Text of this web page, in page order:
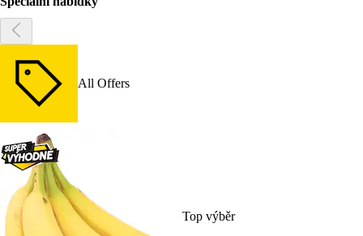
All Offers
Top výběr